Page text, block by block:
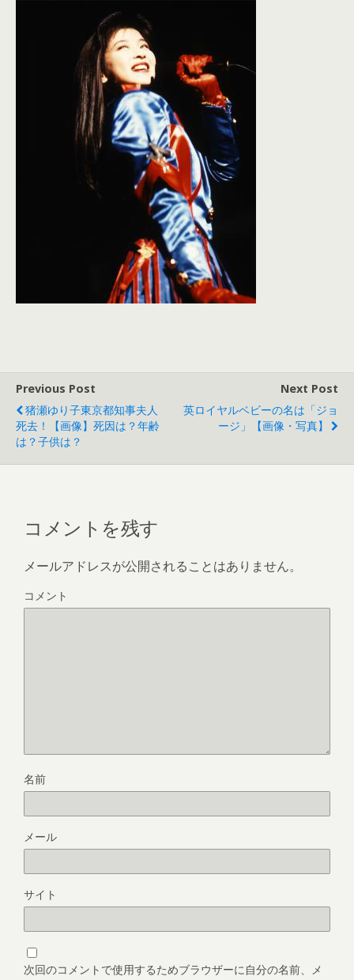
Previous Post
猪瀬ゆり子東京都知事夫人
死去！【画像】死因は？年齢
は？子供は？
Next Post
英ロイヤルベビーの名は「ジョ
ージ」【画像・写真】
コメントを残す
メールアドレスが公開されることはありません。
コメント
名前
メール
サイト
次回のコメントで使用するためブラウザーに自分の名前、メ